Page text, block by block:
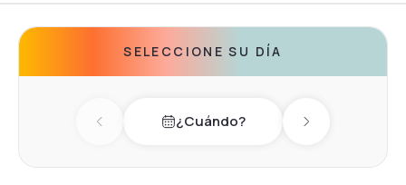
SELECCIONE SU DÍA
Previous day¿Cuándo? Next day